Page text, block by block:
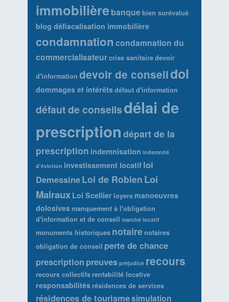
immobilièrebanque bien surévalué
blog défiscalisation immobilière
condamnation condamnation du
commercialisateurcrise sanitairedevoir
d'information devoir de conseildol
dommages et intérêtsdéfaut d'information
défaut de conseilsdélai de
prescription départ de la
prescription indemnisation indemnité
d'éviction investissement locatif loi
DemessineLoi de Robien Loi
Malraux Loi Scellier loyers manoeuvres
dolosivesmanquement à l'obligation
d'information et de conseil marché locatif
monuments historiques notaire notaires
obligation de conseil perte de chance
prescription preuves préjudice recours
recours collectifsrentabilité locative
responsabilitésrésidences de services
résidences de tourismesimulation